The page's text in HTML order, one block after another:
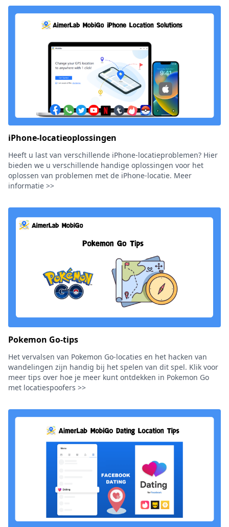
iPhone-locatieoplossingen
Heeft u last van verschillende iPhone-locatieproblemen? Hier
bieden we u verschillende handige oplossingen voor het
oplossen van problemen met de iPhone-locatie. Meer
informatie >>
Pokemon Go-tips
Het vervalsen van Pokemon Go-locaties en het hacken van
wandelingen zijn handig bij het spelen van dit spel. Klik voor
meer tips over hoe je meer kunt ontdekken in Pokemon Go
met locatiespoofers >>